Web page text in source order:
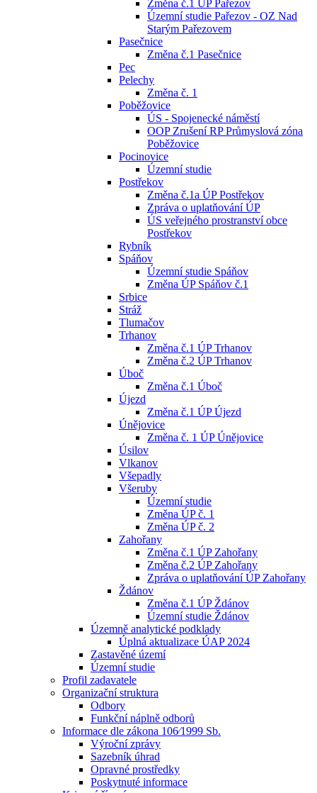
Změna č.1 ÚP Pařezov
Územní studie Pařezov - OZ Nad
Starým Pařezovem
Pasečnice
Změna č.1 Pasečnice
Pec
Pelechy
Změna č. 1
Poběžovice
ÚS - Spojenecké náměstí
OOP Zrušení RP Průmyslová zóna
Poběžovice
Pocinovice
Územní studie
Postřekov
Změna č.1a ÚP Postřekov
Zpráva o uplatňování ÚP
ÚS veřejného prostranství obce
Postřekov
Rybník
Spáňov
Územní studie Spáňov
Změna ÚP Spáňov č.1
Srbice
Stráž
Tlumačov
Trhanov
Změna č.1 ÚP Trhanov
Změna č.2 ÚP Trhanov
Úboč
Změna č.1 Úboč
Újezd
Změna č.1 ÚP Újezd
Únějovice
Změna č. 1 ÚP Únějovice
Úsilov
Vlkanov
Všepadly
Všeruby
Územní studie
Změna ÚP č. 1
Změna ÚP č. 2
Zahořany
Změna č.1 ÚP Zahořany
Změna č.2 ÚP Zahořany
Zpráva o uplatňování ÚP Zahořany
Ždánov
Změna č.1 ÚP Ždánov
Územní studie Ždánov
Územně analytické podklady
Úplná aktualizace ÚAP 2024
Zastavěné území
Územní studie
Profil zadavatele
Organizační struktura
Odbory
Funkční náplně odborů
Informace dle zákona 106⁄1999 Sb.
Výroční zprávy
Sazebník úhrad
Opravné prostředky
Poskytnuté informace